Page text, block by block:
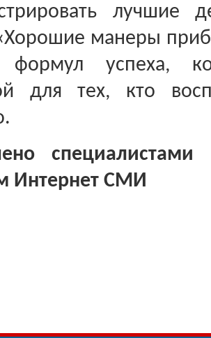
лучшие
«Хорошие манеры
успеха,
для тех, кто
специалистами
Интернет СМИ